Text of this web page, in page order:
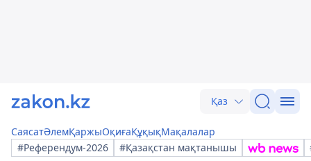
Қаз
СаясатӘлемҚаржыОқиғаҚұқықМақалалар
#Референдум-2026
#Қазақстан мақтанышы